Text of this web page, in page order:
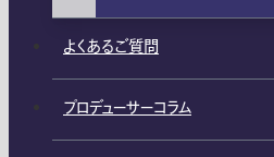
よくあるご質問
プロデューサーコラム